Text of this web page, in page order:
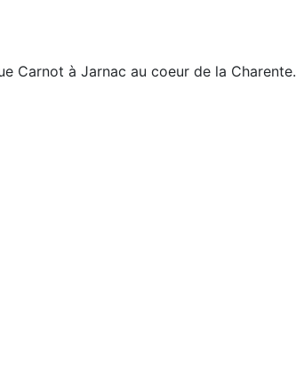
Carnot à Jarnac au coeur de la Charente.